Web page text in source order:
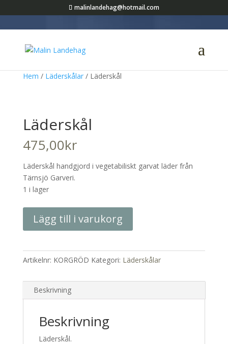
malinlandehag@hotmail.com
Hem / Läderskålar/ Läderskål
Läderskål
475,00kr
Läderskål handgjord i vegetabiliskt garvat läder från
Tärnsjö Garveri.
1 i lager
mängd
Lägg till i varukorg
Artikelnr: KORGRÖD Kategori: Läderskålar
Beskrivning
Beskrivning
Läderskål.